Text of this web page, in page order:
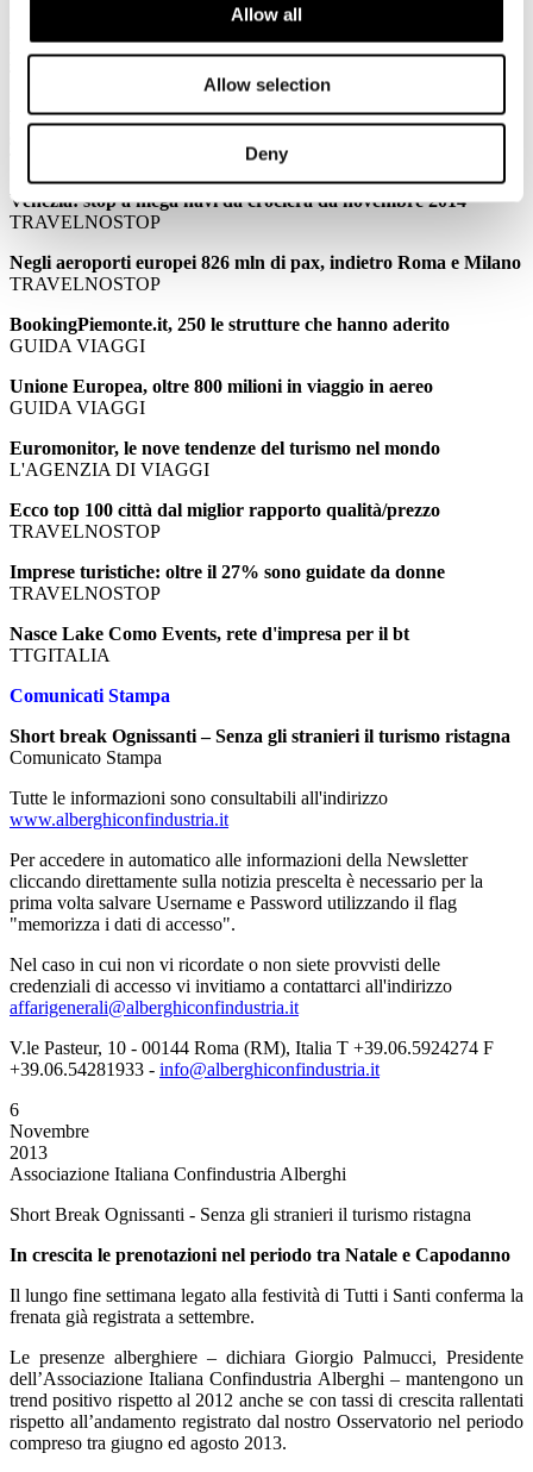
Allow all
Allow selection
Deny
ponte di Ognissanti
PALMUCCI: Ponte Ognissanti, turismo in stallo senza gli
Venezia: stop a mega navi da crociera da novembre 2014
TRAVELNOSTOP
Negli aeroporti europei 826 mln di pax, indietro Roma e Milano
TRAVELNOSTOP
BookingPiemonte.it, 250 le strutture che hanno aderito
GUIDA VIAGGI
Unione Europea, oltre 800 milioni in viaggio in aereo
GUIDA VIAGGI
Euromonitor, le nove tendenze del turismo nel mondo
L'AGENZIA DI VIAGGI
Ecco top 100 città dal miglior rapporto qualità/prezzo
TRAVELNOSTOP
Imprese turistiche: oltre il 27% sono guidate da donne
TRAVELNOSTOP
Nasce Lake Como Events, rete d'impresa per il bt
TTGITALIA
Comunicati Stampa
Short break Ognissanti – Senza gli stranieri il turismo ristagna
Comunicato Stampa
Tutte le informazioni sono consultabili all'indirizzo
www.alberghiconfindustria.it
Per accedere in automatico alle informazioni della Newsletter
cliccando direttamente sulla notizia prescelta è necessario per la
prima volta salvare Username e Password utilizzando il flag
"memorizza i dati di accesso".
Nel caso in cui non vi ricordate o non siete provvisti delle
credenziali di accesso vi invitiamo a contattarci all'indirizzo
affarigenerali@alberghiconfindustria.it
V.le Pasteur, 10 - 00144 Roma (RM), Italia T +39.06.5924274 F
+39.06.54281933 - info@alberghiconfindustria.it
6
Novembre
2013
Associazione Italiana Confindustria Alberghi
Short Break Ognissanti - Senza gli stranieri il turismo ristagna
In crescita le prenotazioni nel periodo tra Natale e Capodanno
Il lungo fine settimana legato alla festività di Tutti i Santi conferma la
frenata già registrata a settembre.
Le presenze alberghiere – dichiara Giorgio Palmucci, Presidente
dell’Associazione Italiana Confindustria Alberghi – mantengono un
trend positivo rispetto al 2012 anche se con tassi di crescita rallentati
rispetto all’andamento registrato dal nostro Osservatorio nel periodo
compreso tra giugno ed agosto 2013.